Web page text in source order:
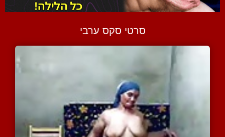
סרטי סקס ערבי